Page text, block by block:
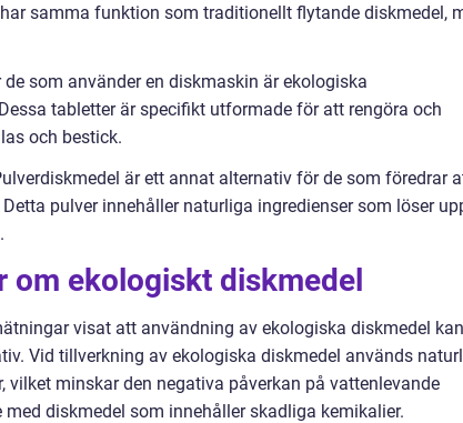
samma funktion som traditionellt flytande diskmedel,
som använder en diskmaskin är ekologiska
tabletter är specifikt utformade för att rengöra och
och bestick.
är ett annat alternativ för de som föredrar
pulver innehåller naturliga ingredienser som löser
om ekologiskt diskmedel
visat att användning av ekologiska diskmedel
Vid tillverkning av ekologiska diskmedel används
vilket minskar den negativa påverkan på vattenlevande
diskmedel som innehåller skadliga kemikalier.